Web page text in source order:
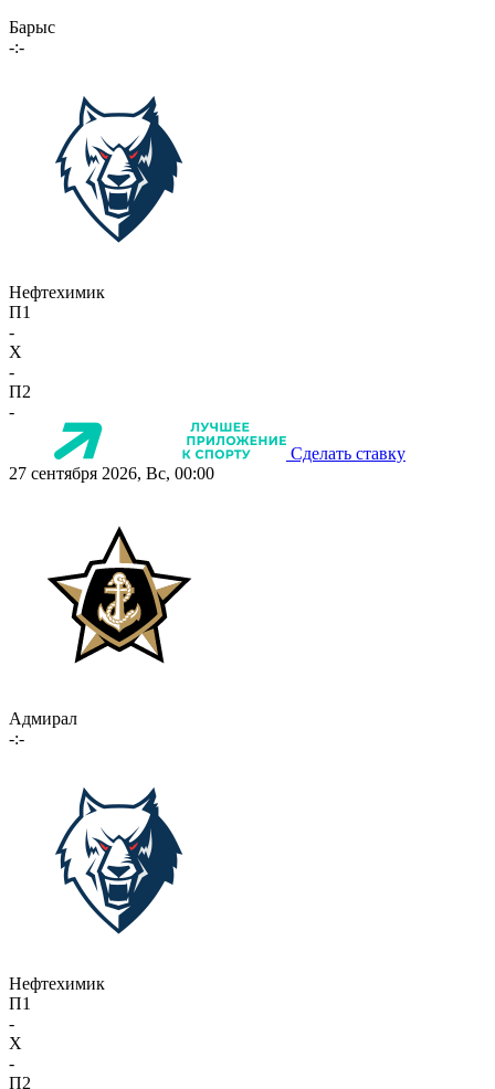
Барыс
-:-
Нефтехимик
П1
-
X
-
П2
-
Сделать ставку
27 сентября 2026, Вс, 00:00
Адмирал
-:-
Нефтехимик
П1
-
X
-
П2